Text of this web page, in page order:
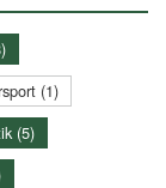
(1)
(5)